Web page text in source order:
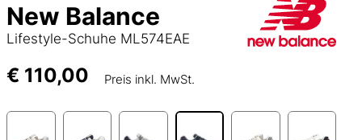
New Balance
Lifestyle-Schuhe ML574EAE
€ 110,00 Preis inkl. MwSt.